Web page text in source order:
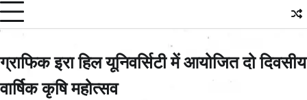
ग्राफिक इरा हिल यूनिवर्सिटी में आयोजित दो दिवसीय
वार्षिक कृषि महोत्सव